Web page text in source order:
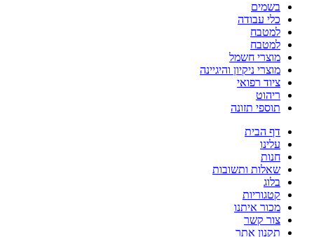
בשמים
כלי עבודה
למטבח
למטבח
מוצרי חשמל
מוצרי ניקיון והיגיינה
ציוד רפואי
ריהוט
תוספי תזונה
דף הבית
עלינו
חנות
שאלות ותשובות
בלוג
קטגוריות
מכור איתנו
צור קשר
תקנון אתר